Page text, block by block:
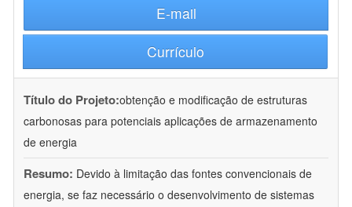
E-mail
Currículo
Título do Projeto:obtenção e modificação de estruturas
carbonosas para potenciais aplicações de armazenamento
de energia
Resumo: Devido à limitação das fontes convencionais de
energia, se faz necessário o desenvolvimento de sistemas